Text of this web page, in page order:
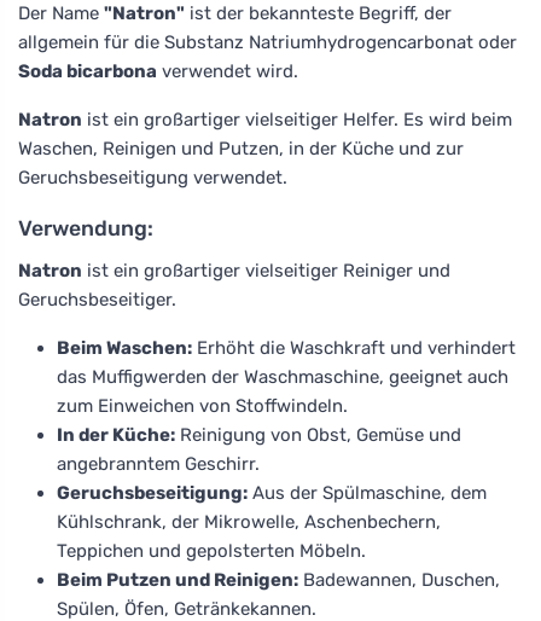
Der Name "Natron" ist der bekannteste Begriff, der
allgemein für die Substanz Natriumhydrogencarbonat oder
Soda bicarbona verwendet wird.
Natron ist ein großartiger vielseitiger Helfer. Es wird beim
Waschen, Reinigen und Putzen, in der Küche und zur
Geruchsbeseitigung verwendet.
Verwendung:
Natron ist ein großartiger vielseitiger Reiniger und
Geruchsbeseitiger.
Beim Waschen: Erhöht die Waschkraft und verhindert
das Muffigwerden der Waschmaschine, geeignet auch
zum Einweichen von Stoffwindeln.
In der Küche: Reinigung von Obst, Gemüse und
angebranntem Geschirr.
Geruchsbeseitigung: Aus der Spülmaschine, dem
Kühlschrank, der Mikrowelle, Aschenbechern,
Teppichen und gepolsterten Möbeln.
Beim Putzen und Reinigen: Badewannen, Duschen,
Spülen, Öfen, Getränkekannen.